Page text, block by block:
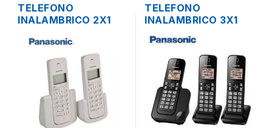
TELEFONO
INALAMBRICO 2X1
TGB112LAB DECT 6.0
C-ID 1.9 GHZ
ALTAVOZ
CONTESTADOR
(BLANCO)
TELEFONO
INALAMBRICO 3X1
TGC353 DECT 6.0 C-
ID 1.9 GHZ ALTAVOZ
CONTESTADOR